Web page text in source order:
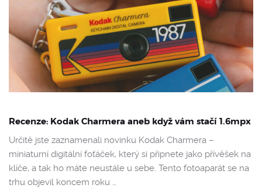
Recenze: Kodak Charmera aneb když vám stačí 1.6mpx
Určitě jste zaznamenali novinku Kodak Charmera –
miniaturní digitální foťáček, který si připnete jako přívěšek na
klíče, a tak ho máte neustále u sebe. Tento fotoaparát se na
trhu objevil koncem roku …